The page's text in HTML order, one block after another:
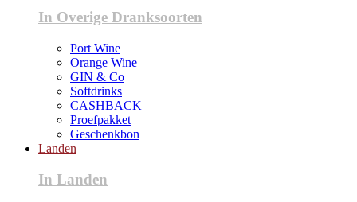
In Overige Dranksoorten
Port Wine
Orange Wine
GIN & Co
Softdrinks
CASHBACK
Proefpakket
Geschenkbon
Landen
In Landen